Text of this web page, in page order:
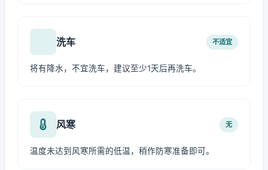
洗车 不适宜
将有降水，不宜洗车，建议至少1天后再洗车。
风寒 无
温度未达到风寒所需的低温，稍作防寒准备即可。